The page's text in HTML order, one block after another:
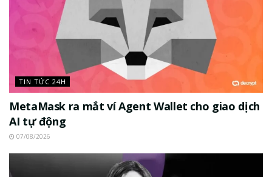
TIN TỨC 24H
MetaMask ra mắt ví Agent Wallet cho giao dịch
AI tự động
07/08/2026